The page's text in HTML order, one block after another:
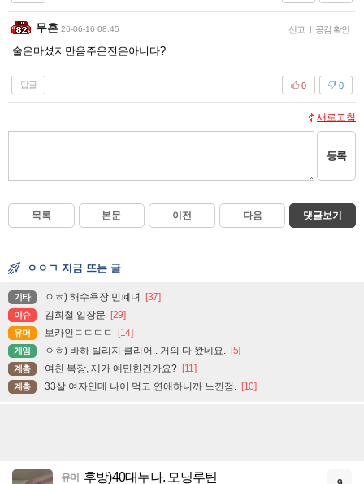
무흔 26-06-16 08:45 신고 공감 확인
술은마셨지만음주운전은아니다?
답글 0
0
새로고침
등록
목록 본문 이전 다음 댓글보기
ㅇㅇㄱ 지금 뜨는 글
기타 ㅇㅎ) 해수욕장 민폐녀 [37]
이슈 김희철 입장문 [29]
유머 보카인ㄷㄷㄷㄷ [14]
게임 ㅇㅎ) 바하 빌리지 클리어.. 거의 다 왔네요. [5]
계층 여친 복장, 제가 예민한건가요? [11]
계층 33살 여자인데 나이 먹고 연애하니까 느낀점. [10]
유머 후방)40대누나. 모닝루틴